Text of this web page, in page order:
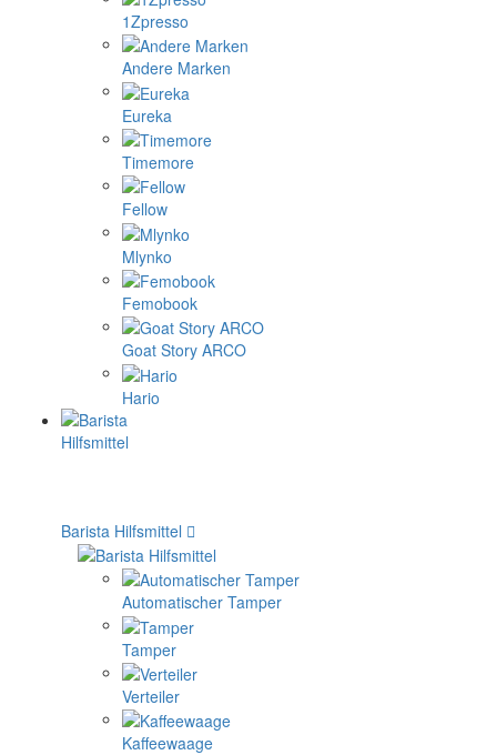
1Zpresso
Andere Marken
Eureka
Timemore
Fellow
Mlynko
Femobook
Goat Story ARCO
Hario
Barista Hilfsmittel
Automatischer Tamper
Tamper
Verteiler
Kaffeewaage